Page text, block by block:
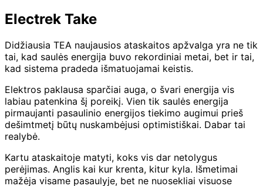
Electrek Take
Didžiausia TEA naujausios ataskaitos apžvalga yra ne tik
tai, kad saulės energija buvo rekordiniai metai, bet ir tai,
kad sistema pradeda išmatuojamai keistis.
Elektros paklausa sparčiai auga, o švari energija vis
labiau patenkina šį poreikį. Vien tik saulės energija
pirmaujanti pasaulinio energijos tiekimo augimui prieš
dešimtmetį būtų nuskambėjusi optimistiškai. Dabar tai
realybė.
Kartu ataskaitoje matyti, koks vis dar netolygus
perėjimas. Anglis kai kur krenta, kitur kyla. Išmetimai
mažėja visame pasaulyje, bet ne nuosekliai visuose